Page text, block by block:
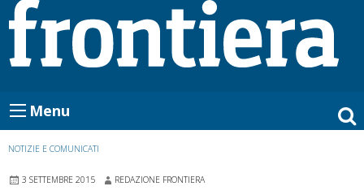
Menu
NOTIZIE E COMUNICATI
3 SETTEMBRE 2015 REDAZIONE FRONTIERA